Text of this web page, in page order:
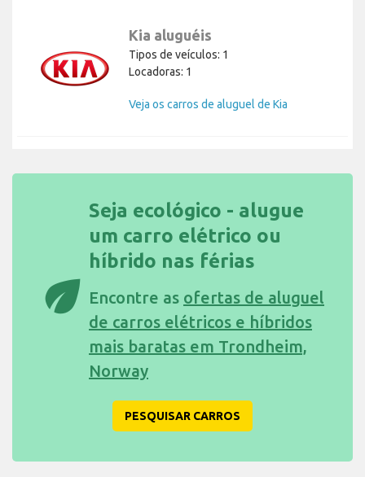
Kia aluguéis
Tipos de veículos: 1
Locadoras: 1
Veja os carros de aluguel de Kia
eco
Seja ecológico - alugue
um carro elétrico ou
híbrido nas férias
Encontre as ofertas de aluguel
de carros elétricos e híbridos
mais baratas em Trondheim,
Norway
PESQUISAR CARROS